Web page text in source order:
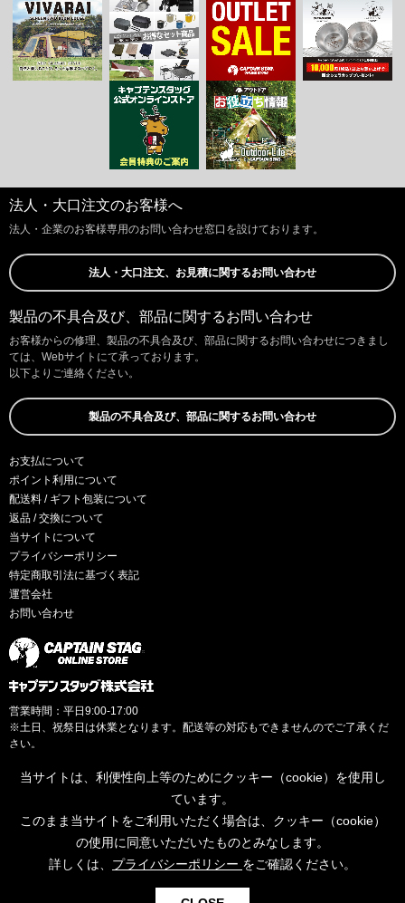
法人・大口注文のお客様へ
法人・企業のお客様専用のお問い合わせ窓口を設けております。
法人・大口注文、お見積に関するお問い合わせ
製品の不具合及び、部品に関するお問い合わせ
お客様からの修理、製品の不具合及び、部品に関するお問い合わせにつきまし
ては、Webサイトにて承っております。
以下よりご連絡ください。
製品の不具合及び、部品に関するお問い合わせ
お支払について
ポイント利用について
配送料 / ギフト包装について
返品 / 交換について
当サイトについて
プライバシーポリシー
特定商取引法に基づく表記
運営会社
お問い合わせ
営業時間：平日9:00-17:00
※土日、祝祭日は休業となります。配送等の対応もできませんのでご了承くだ
さい。
© CAPTAINSTAG Co.Ltd.
当サイトは、利便性向上等のためにクッキー（cookie）を使用し
ています。
このまま当サイトをご利用いただく場合は、クッキー（cookie）
の使用に同意いただいたものとみなします。
詳しくは、 プライバシーポリシー をご確認ください。